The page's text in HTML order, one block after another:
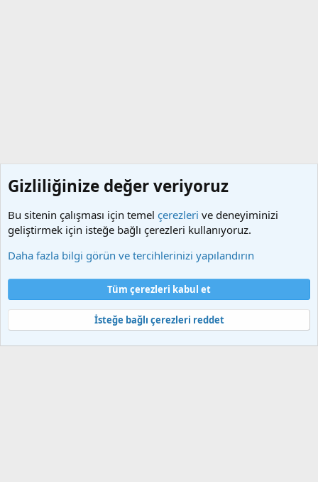
Şartlar ve kurallar
Gizlilik politikası
Yardım
Ana sayfa
S
S
Community platform by XenForo® © 2010-2025 XenForo Ltd.
Gizliliğinize değer veriyoruz
Bu sitenin çalışması için temel çerezleri ve deneyiminizi
geliştirmek için isteğe bağlı çerezleri kullanıyoruz.
Daha fazla bilgi görün ve tercihlerinizi yapılandırın
Tüm çerezleri kabul et
İsteğe bağlı çerezleri reddet